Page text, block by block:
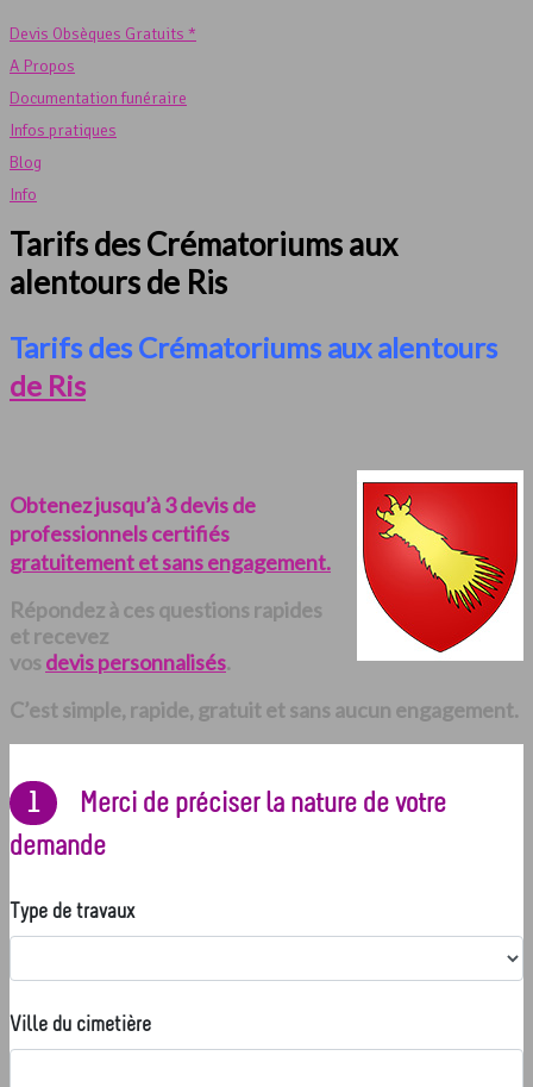
Devis Obsèques Gratuits *
A Propos
Documentation funéraire
Infos pratiques
Blog
Info
Tarifs des Crématoriums aux
alentours de Ris
Tarifs des Crématoriums aux alentours
de Ris
Obtenez jusqu’à 3 devis de
professionnels certifiés
gratuitement et sans engagement.
Répondez à ces questions rapides
et recevez
vos devis personnalisés.
C’est simple, rapide, gratuit et sans aucun engagement.